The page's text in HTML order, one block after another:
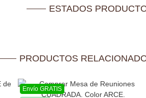
ESTADOS
PRODUCTOS
Envío GRATIS